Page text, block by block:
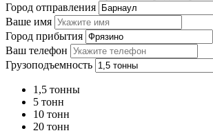
Город отправления
Ваше имя
Город прибытия
Ваш телефон
Грузоподъемность
1,5 тонны
5 тонн
10 тонн
20 тонн